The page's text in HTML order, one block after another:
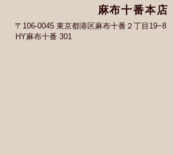
麻布十番本店
〒106-0045 東京都港区麻布十番２丁目19−8
HY麻布十番 301